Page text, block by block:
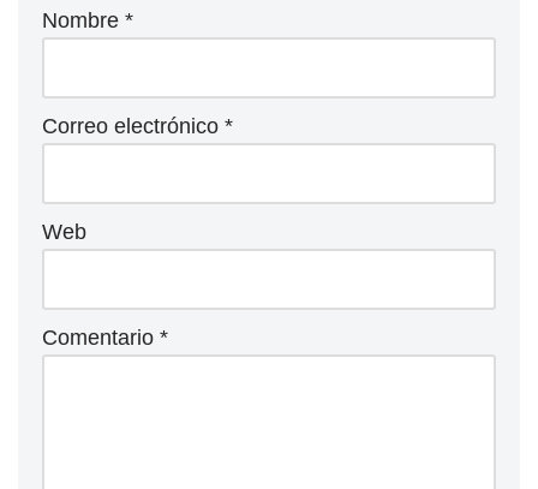
Nombre *
Correo electrónico *
Web
Comentario *